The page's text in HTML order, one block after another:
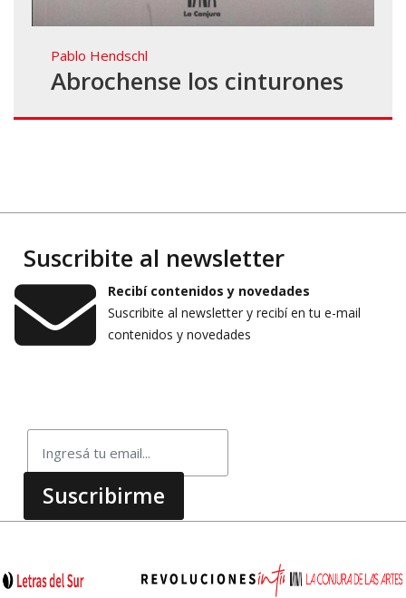
Pablo Hendschl
Abrochense los cinturones
Suscribite al newsletter
Recibí contenidos y novedades
Suscribite al newsletter y recibí en tu e-mail
contenidos y novedades